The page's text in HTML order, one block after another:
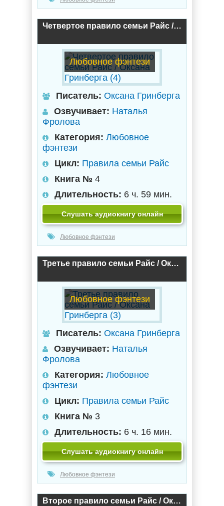
Четвертое правило семьи Райс / Оксана Гринберга (4)
Любовное фэнтези
Писатель: Оксана Гринберга
Озвучивает: Наталья
Фролова
Категория: Любовное
фэнтези
Цикл: Правила семьи Райс
Книга № 4
Длительность: 6 ч. 59 мин.
Слушать аудиокнигу онлайн
Любовное фэнтези
Третье правило семьи Райс / Оксана Гринберга (3)
Любовное фэнтези
Писатель: Оксана Гринберга
Озвучивает: Наталья
Фролова
Категория: Любовное
фэнтези
Цикл: Правила семьи Райс
Книга № 3
Длительность: 6 ч. 16 мин.
Слушать аудиокнигу онлайн
Любовное фэнтези
Второе правило семьи Райс / Оксана Гринберга (2)